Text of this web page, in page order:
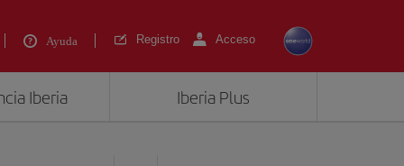
Ayuda Registro Acceso
Iberia Iberia Plus